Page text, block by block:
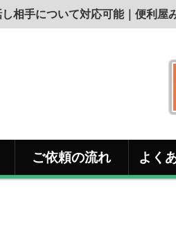
相手について対応可能｜便利屋
ご依頼の流れ よく